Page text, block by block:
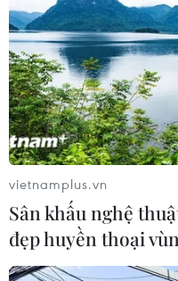
Giá dầu Mỹ tăng
sẵn sàng tiêu diệt
23/04/2020 23:23
Giá dầu khởi sắc trên
Donald Trump tuyên bố
"bắn hạ" các tàu của
khích" tàu chiến Mỹ.
vietnamplus.vn
Sân khấu nghệ
đẹp huyền thoại